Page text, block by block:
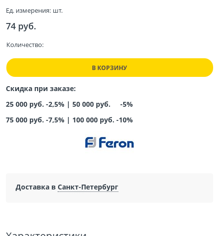
Ед. измерения: шт.
74 руб.
Количество:
В КОРЗИНУ
Скидка при заказе:
25 000 руб. -2,5% | 50 000 руб. -5%
75 000 руб. -7,5% | 100 000 руб. -10%
Доставка в Санкт-Петербург